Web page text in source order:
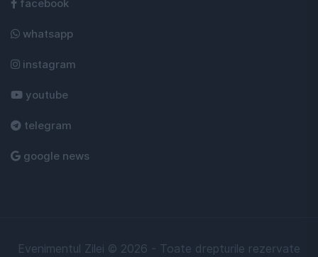
facebook
whatsapp
instagram
youtube
telegram
google news
Evenimentul Zilei © 2026 - Toate drepturile rezervate